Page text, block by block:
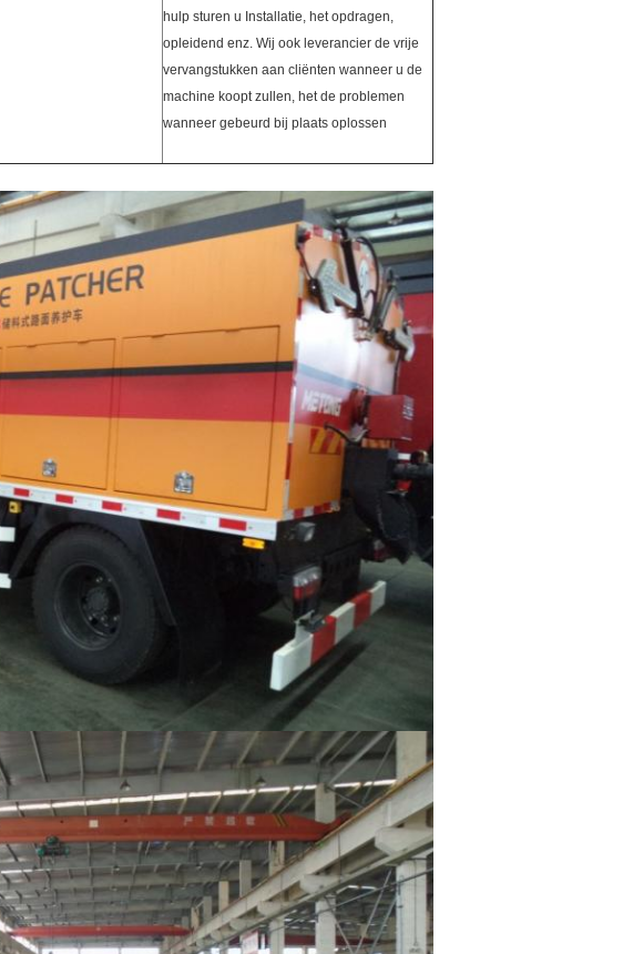
hulp sturen u Installatie, het opdragen,
opleidend enz. Wij ook leverancier de vrije
vervangstukken aan cliënten wanneer u de
machine koopt zullen, het de problemen
wanneer gebeurd bij plaats oplossen